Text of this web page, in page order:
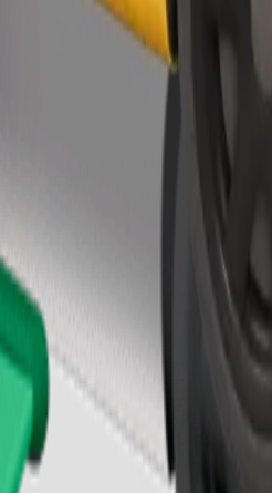
kg). Ponte en contacto con el